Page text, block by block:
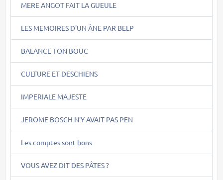
MERE ANGOT FAIT LA GUEULE
LES MEMOIRES D'UN ÂNE PAR BELP
BALANCE TON BOUC
CULTURE ET DESCHIENS
IMPERIALE MAJESTE
JEROME BOSCH N'Y AVAIT PAS PEN
Les comptes sont bons
VOUS AVEZ DIT DES PÂTES ?